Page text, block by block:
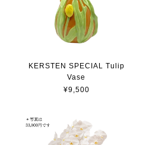
KERSTEN SPECIAL Tulip
Vase
¥9,500